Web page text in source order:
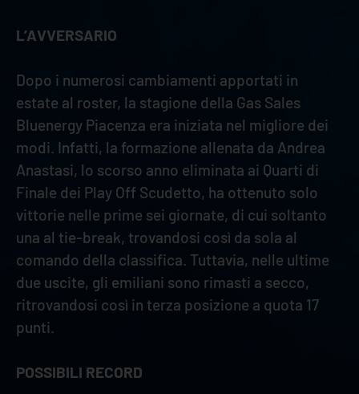
L’AVVERSARIO
Dopo i numerosi cambiamenti apportati in
estate al roster, la stagione della Gas Sales
Bluenergy Piacenza era iniziata nel migliore dei
modi. Infatti, la formazione allenata da Andrea
Anastasi, lo scorso anno eliminata ai Quarti di
Finale dei Play Off Scudetto, ha ottenuto solo
vittorie nelle prime sei giornate, di cui soltanto
una al tie-break, trovandosi così da sola al
comando della classifica. Tuttavia, nelle ultime
due uscite, gli emiliani sono rimasti a secco,
ritrovandosi così in terza posizione a quota 17
punti.
POSSIBILI RECORD